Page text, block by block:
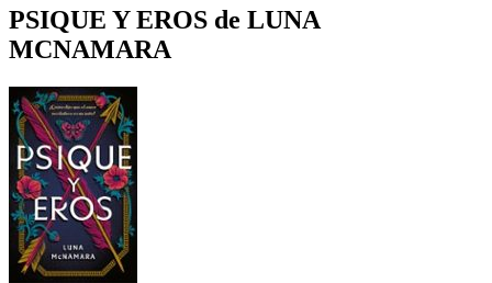
PSIQUE Y EROS de LUNA
MCNAMARA